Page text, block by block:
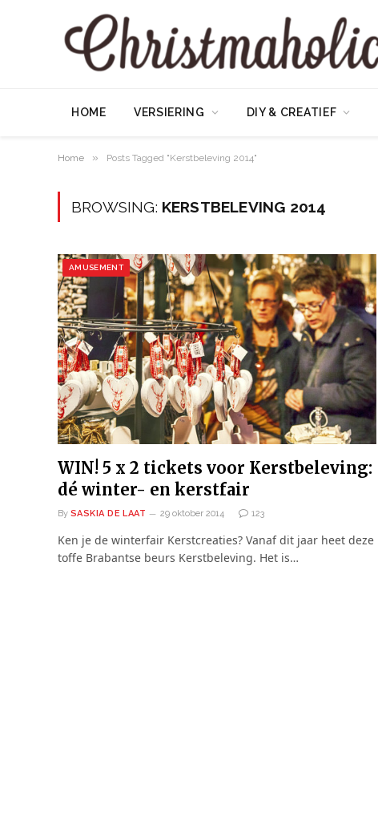
HOME VERSIERING DIY & CREATIEF
Home » Posts Tagged "Kerstbeleving 2014"
BROWSING: KERSTBELEVING 2014
AMUSEMENT
WIN! 5 x 2 tickets voor Kerstbeleving:
dé winter- en kerstfair
By SASKIA DE LAAT 29 oktober 2014 123
Ken je de winterfair Kerstcreaties? Vanaf dit jaar heet deze
toffe Brabantse beurs Kerstbeleving. Het is…